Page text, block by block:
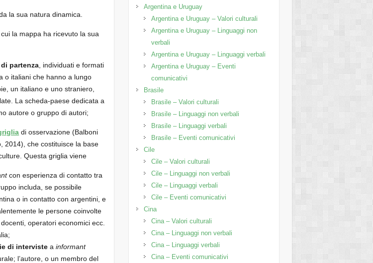
la sua natura dinamica.
la mappa ha ricevuto la sua
partenza , individuati e formati
o italiani che hanno a lungo
un italiano e uno straniero,
La scheda-paese dedicata a
autore o gruppo di autori;
di osservazione (Balboni
2014), che costituisce la base
Questa griglia viene
con esperienza di contatto tra
includa, se possibile
o in contatto con argentini, e
le persone coinvolte
operatori economici ecc.
di interviste ainformant
l’autore, o un membro del
Argentina e Uruguay
Argentina e Uruguay – Valori culturali
Argentina e Uruguay – Linguaggi non
verbali
Argentina e Uruguay – Linguaggi verbali
Argentina e Uruguay – Eventi
comunicativi
Brasile
Brasile – Valori culturali
Brasile – Linguaggi non verbali
Brasile – Linguaggi verbali
Brasile – Eventi comunicativi
Cile
Cile – Valori culturali
Cile – Linguaggi non verbali
Cile – Linguaggi verbali
Cile – Eventi comunicativi
Cina
Cina – Valori culturali
Cina – Linguaggi non verbali
Cina – Linguaggi verbali
Cina – Eventi comunicativi